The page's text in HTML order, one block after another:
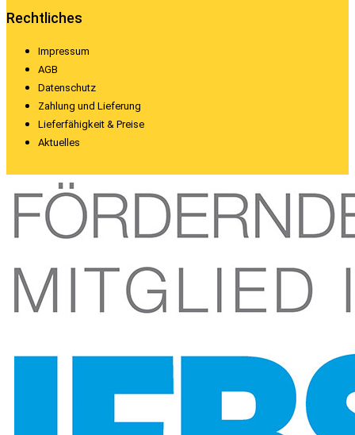
Rechtliches
Impressum
AGB
Datenschutz
Zahlung und Lieferung
Lieferfähigkeit & Preise
Aktuelles